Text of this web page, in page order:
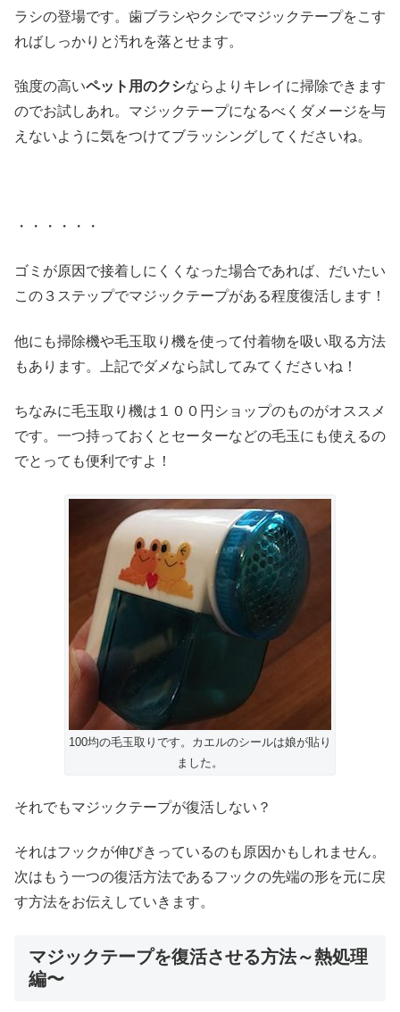
ラシの登場です。歯ブラシやクシでマジックテープをこす
ればしっかりと汚れを落とせます。
強度の高いペット用のクシならよりキレイに掃除できます
のでお試しあれ。マジックテープになるべくダメージを与
えないように気をつけてブラッシングしてくださいね。
・・・・・・
ゴミが原因で接着しにくくなった場合であれば、だいたい
この３ステップでマジックテープがある程度復活します！
他にも掃除機や毛玉取り機を使って付着物を吸い取る方法
もあります。上記でダメなら試してみてくださいね！
ちなみに毛玉取り機は１００円ショップのものがオススメ
です。一つ持っておくとセーターなどの毛玉にも使えるの
でとっても便利ですよ！
100均の毛玉取りです。カエルのシールは娘が貼り
ました。
それでもマジックテープが復活しない？
それはフックが伸びきっているのも原因かもしれません。
次はもう一つの復活方法であるフックの先端の形を元に戻
す方法をお伝えしていきます。
マジックテープを復活させる方法～熱処理
編〜